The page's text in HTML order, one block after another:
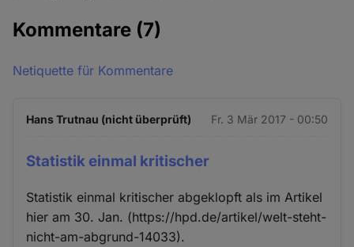
Kommentare (7)
Netiquette für Kommentare
Hans Trutnau (nicht überprüft) Fr. 3 Mär 2017 - 00:50
Statistik einmal kritischer
Statistik einmal kritischer abgeklopft als im Artikel
hier am 30. Jan. (https://hpd.de/artikel/welt-steht-
nicht-am-abgrund-14033).